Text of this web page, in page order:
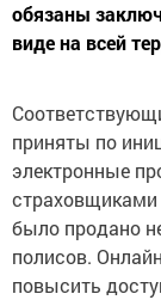
обязаны
виде на всей
приняты по
электронные
страховщиками
было продано
полисов.
повысить